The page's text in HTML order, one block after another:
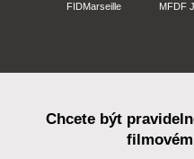
FIDMarseille MFDF
Chcete být